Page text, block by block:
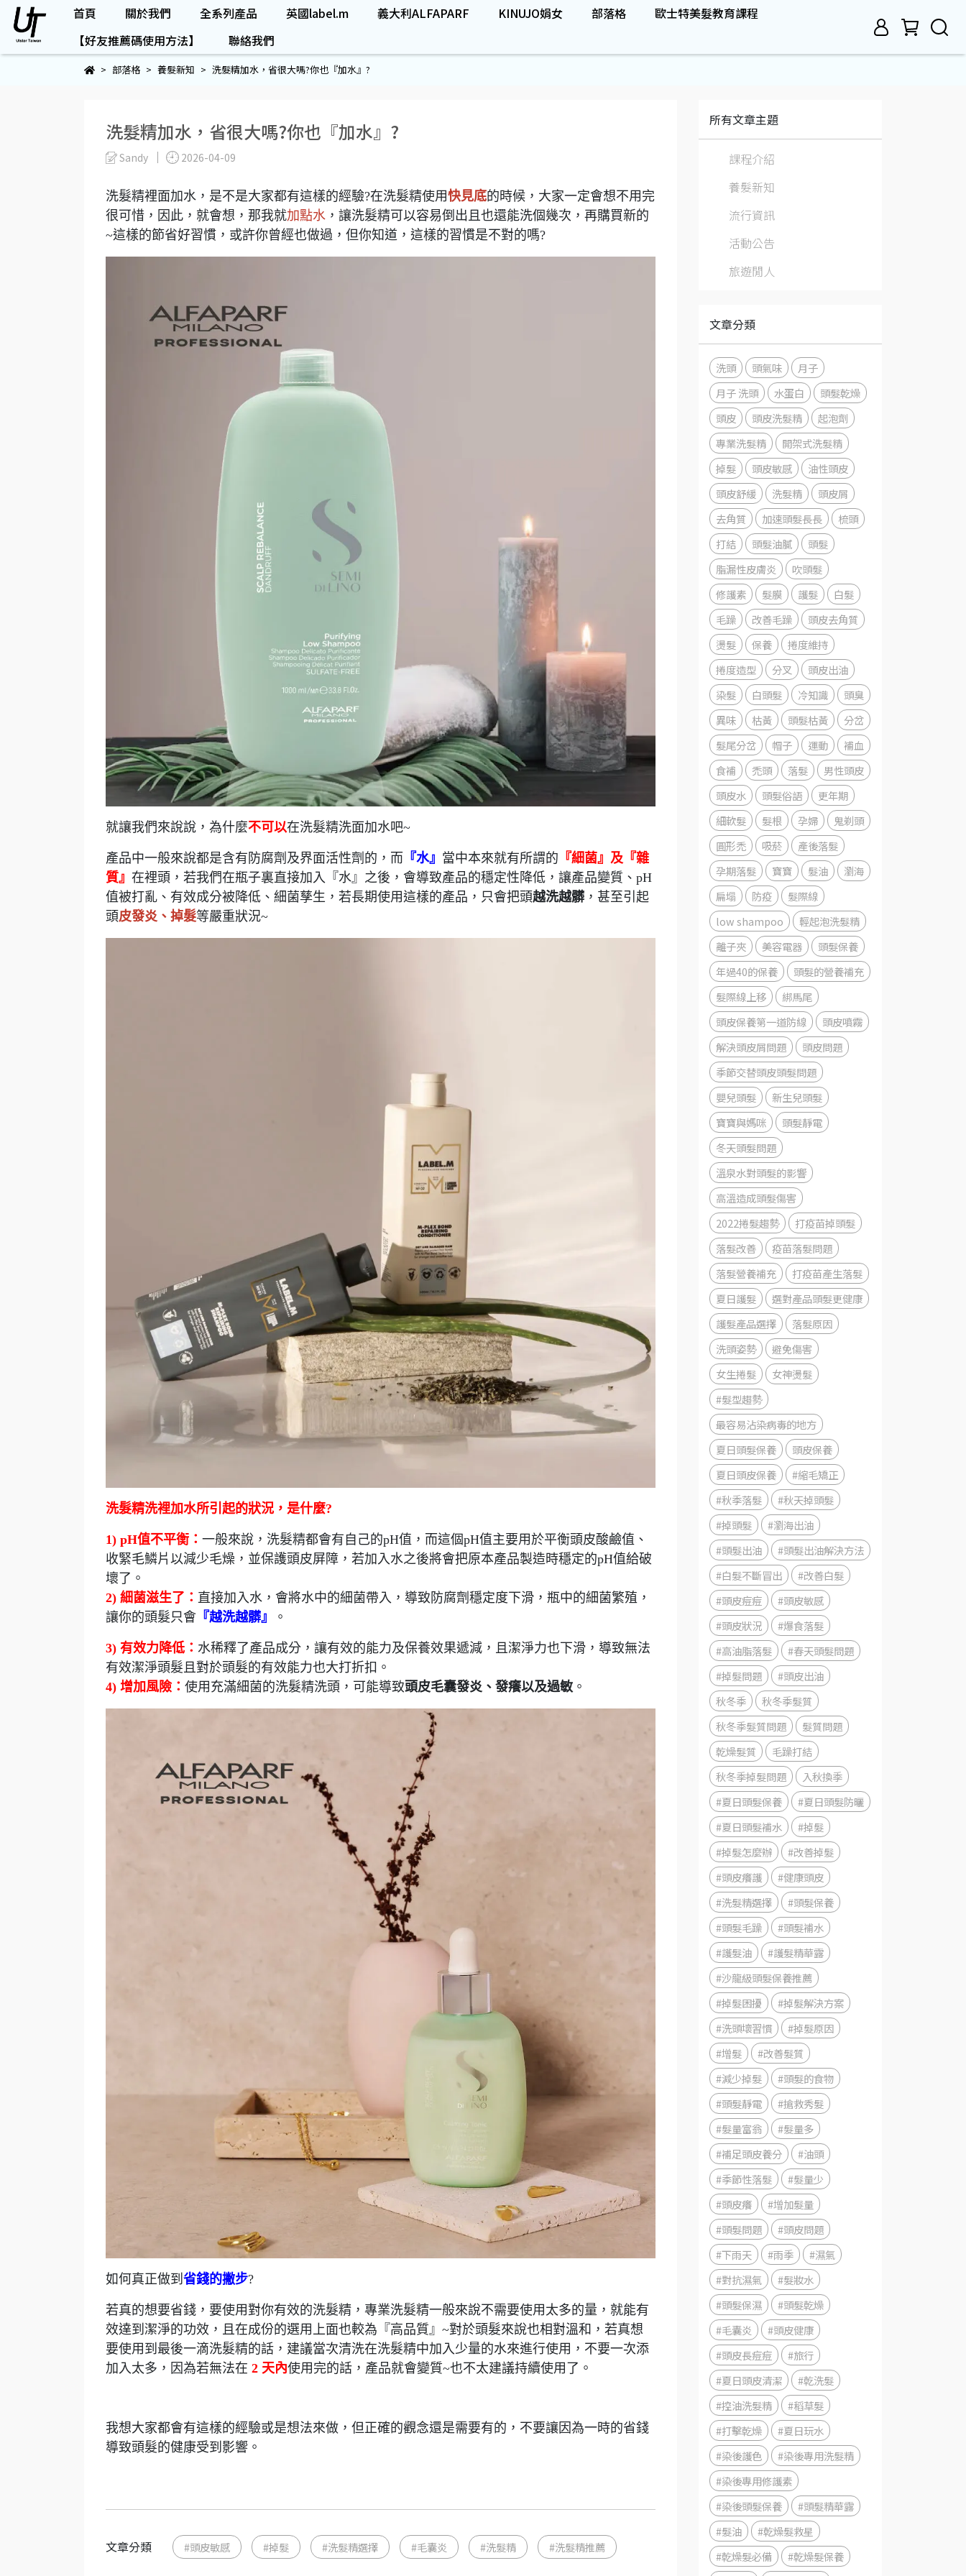
首頁 關於我們 全系列產品 英國label.m 義大利ALFAPARF KINUJO娟女 部落格
歐士特美髮教育課程
【好友推薦碼使用方法】
聯絡我們
部落格 養髮新知 洗髮精加水，省很大嗎?你也『加水』?
洗髮精加水，省很大嗎?你也『加水』?
Sandy 2026-04-09
洗髮精裡面加水，是不是大家都有這樣的經驗?在洗髮精使用快見底的時候，大家一定會想不用完
很可惜，因此，就會想，那我就加點水 ，讓洗髮精可以容易倒出且也還能洗個幾次，再購買新的
~這樣的節省好習慣，或許你曾經也做過，但你知道，這樣的習慣是不對的嗎?
就讓我們來說說，為什麼不可以在洗髮精洗面加水吧~
產品中一般來說都是含有防腐劑及界面活性劑的，而 『水』 當中本來就有所謂的 『細菌』及『雜
質』 在裡頭，若我們在瓶子裏直接加入『水』之後，會導致產品的穩定性降低，讓產品變質、pH
值被打亂、有效成分被降低、細菌孳生，若長期使用這樣的產品，只會把頭越洗越髒 ，甚至引起
頭皮發炎、掉髮等嚴重狀況~
洗髮精洗裡加水所引起的狀況，是什麼?
1) pH值不平衡： 一般來說，洗髮精都會有自己的pH值，而這個pH值主要用於平衡頭皮酸鹼值、
收緊毛鱗片以減少毛燥，並保護頭皮屏障，若加入水之後將會把原本產品製造時穩定的pH值給破
壞了。
2) 細菌滋生了： 直接加入水，會將水中的細菌帶入，導致防腐劑穩定度下滑，瓶中的細菌繁殖，
讓你的頭髮只會 『越洗越髒』 。
3) 有效力降低： 水稀釋了產品成分，讓有效的能力及保養效果遞減，且潔淨力也下滑，導致無法
有效潔淨頭髮且對於頭髮的有效能力也大打折扣。
4) 增加風險： 使用充滿細菌的洗髮精洗頭，可能導致頭皮毛囊發炎、發癢以及過敏 。
如何真正做到 省錢的撇步?
若真的想要省錢，要使用對你有效的洗髮精，專業洗髮精一般來說不需要使用太多的量，就能有
效達到潔淨的功效，且在成份的選用上面也較為『高品質』~對於頭髮來說也相對溫和，若真想
要使用到最後一滴洗髮精的話，建議當次清洗在洗髮精中加入少量的水來進行使用，不要一次添
加入太多，因為若無法在 2 天內使用完的話，產品就會變質~也不太建議持續使用了。
我想大家都會有這樣的經驗或是想法來做，但正確的觀念還是需要有的，不要讓因為一時的省錢
導致頭髮的健康受到影響。
文章分類 #頭皮敏感 #掉髮 #洗髮精選擇 #毛囊炎 #洗髮精 #洗髮精推薦
所有文章主題
課程介紹
養髮新知
流行資訊
活動公告
旅遊閒人
文章分類
洗頭 頭氣味
月子
月子 洗頭
水蛋白
頭髮乾燥
頭皮
頭皮洗髮精
起泡劑
專業洗髮精
開架式洗髮精
掉髮
頭皮敏感
油性頭皮
頭皮舒緩
洗髮精
頭皮屑
去角質
加速頭髮長長
梳頭
打結
頭髮油膩
頭髮
脂漏性皮膚炎
吹頭髮
修護素
髮膜 護髮
白髮
毛躁
改善毛躁
頭皮去角質
燙髮
保養
捲度維持
捲度造型
分叉
頭皮出油
染髮
白頭髮 冷知識
頭臭
異味
枯黃 頭髮枯黃
分岔
髮尾分岔
帽子 運動
補血
食補
禿頭 落髮
男性頭皮
頭皮水
頭髮俗語
更年期
細軟髮
髮根 孕婦
鬼剃頭
圓形禿
吸菸
產後落髮
孕期落髮
寶寶 髮油
瀏海
扁塌
防疫
髮際線
low shampoo
輕起泡洗髮精
離子夾
美容電器
頭髮保養
年過40的保養
頭髮的營養補充
髮際線上移
綁馬尾
頭皮保養第一道防線
頭皮噴霧
解決頭皮屑問題
頭皮問題
季節交替頭皮頭髮問題
嬰兒頭髮
新生兒頭髮
寶寶與媽咪
頭髮靜電
冬天頭髮問題
溫泉水對頭髮的影響
高溫造成頭髮傷害
2022捲髮趨勢
打疫苗掉頭髮
落髮改善
疫苗落髮問題
落髮營養補充
打疫苗產生落髮
夏日護髮
選對產品頭髮更健康
護髮產品選擇
落髮原因
洗頭姿勢
避免傷害
女生捲髮
女神燙髮
#髮型趨勢
最容易沾染病毒的地方
夏日頭髮保養
頭皮保養
夏日頭皮保養
#縮毛矯正
#秋季落髮
#秋天掉頭髮
#掉頭髮
#瀏海出油
#頭髮出油
#頭髮出油解決方法
#白髮不斷冒出
#改善白髮
#頭皮痘痘
#頭皮敏感
#頭皮狀況
#爆食落髮
#高油脂落髮
#春天頭髮問題
#掉髮問題
#頭皮出油
秋冬季
秋冬季髮質
秋冬季髮質問題
髮質問題
乾燥髮質
毛躁打結
秋冬季掉髮問題
入秋換季
#夏日頭髮保養
#夏日頭髮防曬
#夏日頭髮補水
#掉髮
#掉髮怎麼辦
#改善掉髮
#頭皮癢護
#健康頭皮
#洗髮精選擇
#頭髮保養
#頭髮毛躁
#頭髮補水
#護髮油
#護髮精華露
#沙龍級頭髮保養推薦
#掉髮困擾
#掉髮解決方案
#洗頭壞習慣
#掉髮原因
#增髮
#改善髮質
#減少掉髮
#頭髮的食物
#頭髮靜電
#搶救秀髮
#髮量富翁
#髮量多
#補足頭皮養分
#油頭
#季節性落髮
#髮量少
#頭皮癢
#增加髮量
#頭髮問題
#頭皮問題
#下雨天
#雨季
#濕氣
#對抗濕氣
#髮妝水
#頭髮保濕
#頭髮乾燥
#毛囊炎
#頭皮健康
#頭皮長痘痘
#旅行
#夏日頭皮清潔
#乾洗髮
#控油洗髮精
#稻草髮
#打擊乾燥
#夏日玩水
#染後護色
#染後專用洗髮精
#染後專用修護素
#染後頭髮保養
#頭髮精華露
#髮油
#乾燥髮救星
#乾燥髮必備
#乾燥髮保養